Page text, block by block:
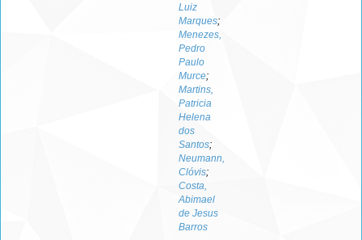
Luiz
Marques;
Menezes,
Pedro
Paulo
Murce;
Martins,
Patricia
Helena
dos
Santos;
Neumann,
Clóvis;
Costa,
Abimael
de Jesus
Barros